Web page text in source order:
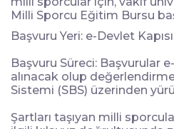
Milli Sporcu Eğitim Bursu
Başvuru Yeri: e-Devlet Kapısı
Başvuru Süreci: Başvurular
alınacak olup
Sistemi (SBS) üzerinden
Şartları taşıyan milli